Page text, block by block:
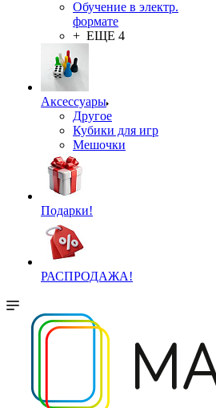
Обучение в электр.
формате
+ ЕЩЕ 4
Аксессуары
Другое
Кубики для игр
Мешочки
Подарки!
РАСПРОДАЖА!